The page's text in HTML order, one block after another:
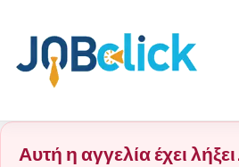
Αυτή η αγγελία έχει